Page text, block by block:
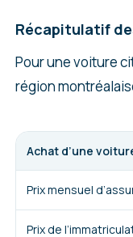
Récapitulatif
Pour une voiture
région
Achat d’une
Prix mensuel
Prix de